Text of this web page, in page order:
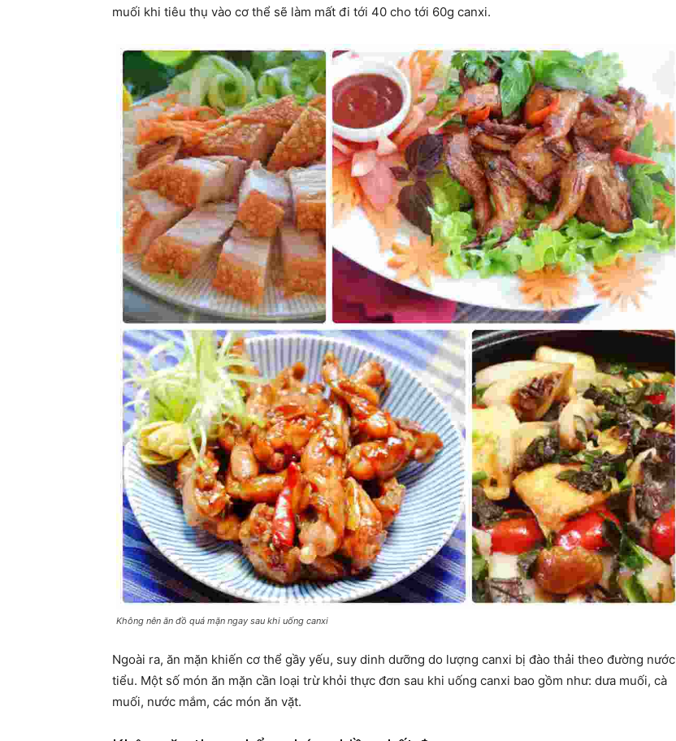
muối khi tiêu thụ vào cơ thể sẽ làm mất đi tới 40 cho tới 60g canxi.
Không nên ăn đồ quá mặn ngay sau khi uống canxi
Ngoài ra, ăn mặn khiến cơ thể gầy yếu, suy dinh dưỡng do lượng canxi bị đào thải theo đường nước
tiểu. Một số món ăn mặn cần loại trừ khỏi thực đơn sau khi uống canxi bao gồm như: dưa muối, cà
muối, nước mắm, các món ăn vặt.